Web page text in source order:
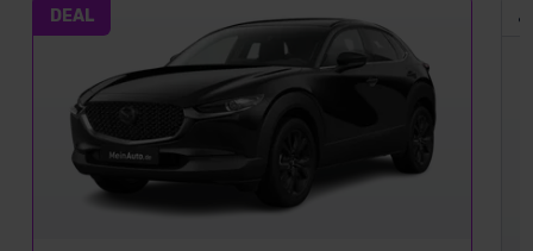
DEAL